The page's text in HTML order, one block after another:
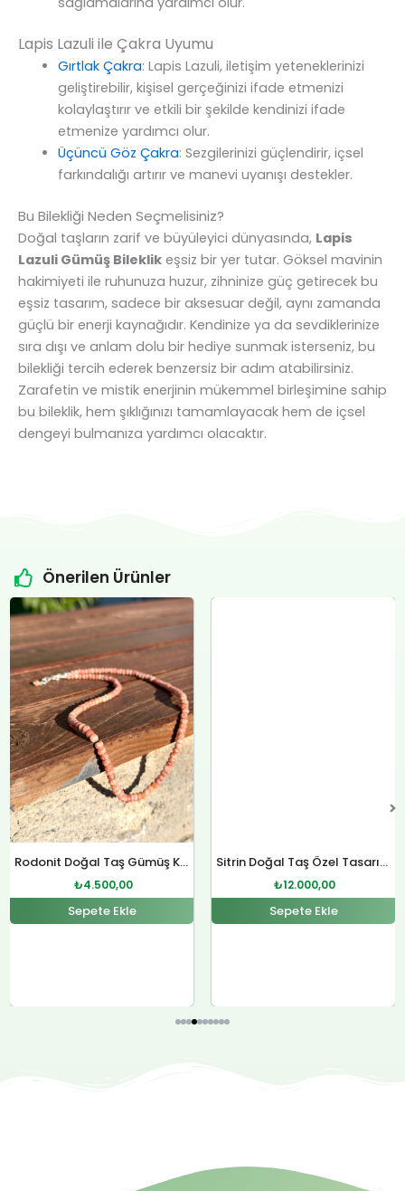
Lapis Lazuli ile Çakra Uyumu
Gırtlak Çakra: Lapis Lazuli, iletişim yeteneklerinizi
geliştirebilir, kişisel gerçeğinizi ifade etmenizi
kolaylaştırır ve etkili bir şekilde kendinizi ifade
etmenize yardımcı olur.
Üçüncü Göz Çakra: Sezgilerinizi güçlendirir, içsel
farkındalığı artırır ve manevi uyanışı destekler.
Bu Bilekliği Neden Seçmelisiniz?
Doğal taşların zarif ve büyüleyici dünyasında, Lapis
Lazuli Gümüş Bileklik eşsiz bir yer tutar. Göksel mavinin
hakimiyeti ile ruhunuza huzur, zihninize güç getirecek bu
eşsiz tasarım, sadece bir aksesuar değil, aynı zamanda
güçlü bir enerji kaynağıdır. Kendinize ya da sevdiklerinize
sıra dışı ve anlam dolu bir hediye sunmak isterseniz, bu
bilekliği tercih ederek benzersiz bir adım atabilirsiniz.
Zarafetin ve mistik enerjinin mükemmel birleşimine sahip
bu bileklik, hem şıklığınızı tamamlayacak hem de içsel
dengeyi bulmanıza yardımcı olacaktır.
Önerilen Ürünler
Rodonit Doğal Taş Gümüş Kolye
Orijinal
fiyat:
₺4.800,00.
₺4.500,00
Şu
andaki
fiyat:
₺4.500,00.
Sepete Ekle
Sitrin Doğal Taş Özel Tasarım Gümüş Kolye
₺12.000,00
Sepete Ekle